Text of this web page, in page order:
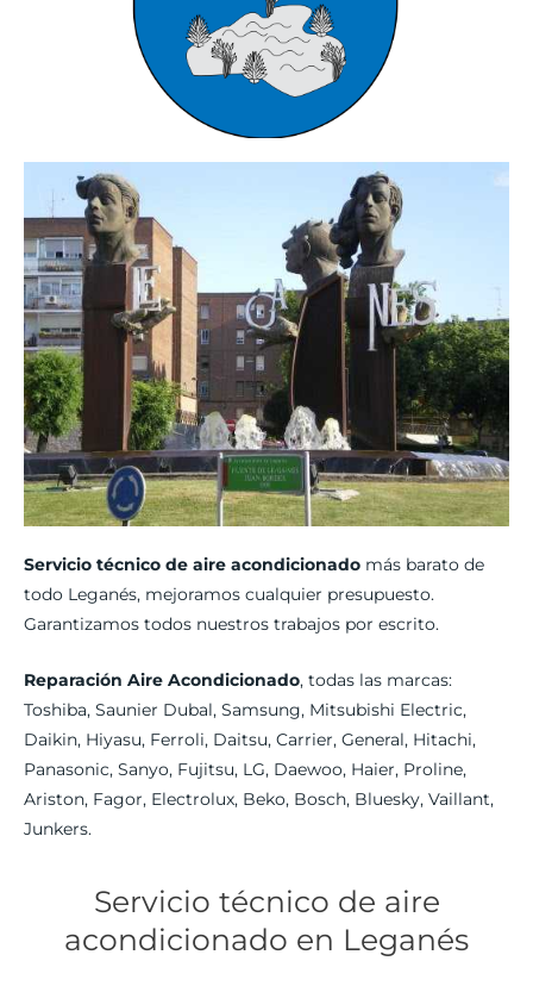
Servicio técnico de aire acondicionado más barato de
todo Leganés, mejoramos cualquier presupuesto.
Garantizamos todos nuestros trabajos por escrito.
Reparación Aire Acondicionado, todas las marcas:
Toshiba, Saunier Dubal, Samsung, Mitsubishi Electric,
Daikin, Hiyasu, Ferroli, Daitsu, Carrier, General, Hitachi,
Panasonic, Sanyo, Fujitsu, LG, Daewoo, Haier, Proline,
Ariston, Fagor, Electrolux, Beko, Bosch, Bluesky, Vaillant,
Junkers.
Servicio técnico de aire
acondicionado en Leganés